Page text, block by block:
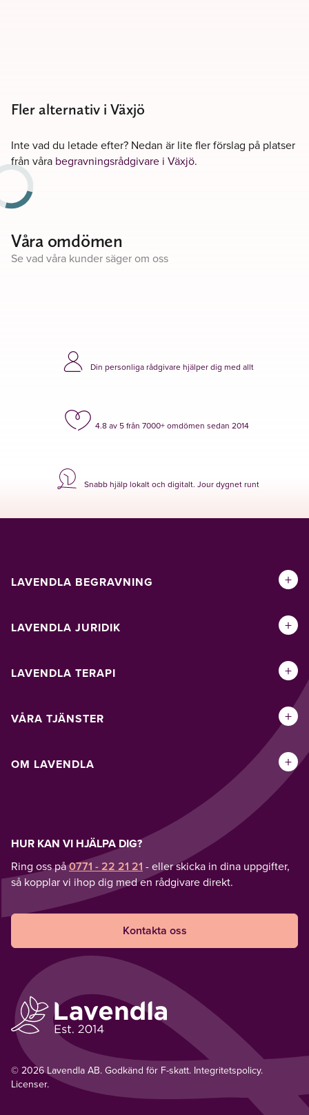
Fler alternativ i Växjö
Inte vad du letade efter? Nedan är lite fler förslag på platser
från våra begravningsrådgivare i Växjö.
Våra omdömen
Se vad våra kunder säger om oss
Din personliga rådgivare hjälper dig med allt
4.8 av 5 från 7000+ omdömen sedan 2014
Snabb hjälp lokalt och digitalt. Jour dygnet runt
LAVENDLA BEGRAVNING +
LAVENDLA JURIDIK +
LAVENDLA TERAPI +
VÅRA TJÄNSTER +
OM LAVENDLA +
HUR KAN VI HJÄLPA DIG?
Ring oss på0771 - 22 21 21 - eller skicka in dina uppgifter,
så kopplar vi ihop dig med en rådgivare direkt.
Kontakta oss
© 2026 Lavendla AB. Godkänd för F-skatt. Integritetspolicy.
Licenser.